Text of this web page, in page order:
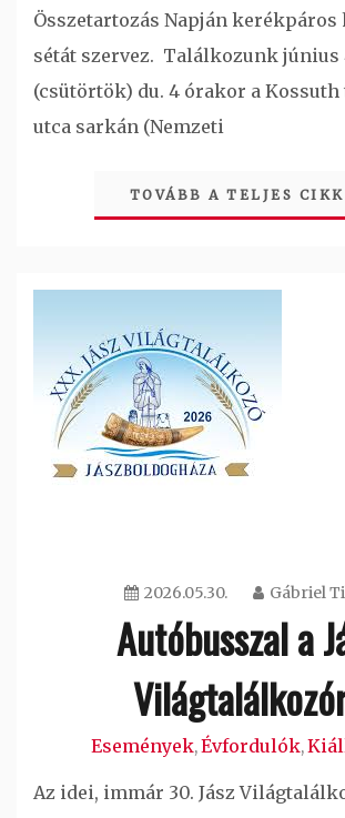
Összetartozás Napján
sétát szervez. Találkozunk június
(csütörtök) du. 4 órakor a Kossuth
utca sarkán (Nemzeti
TOVÁBB A TELJES
2026.05.30. Gábriel
Autóbusszal a
Események,Évfordulók,
Az idei, immár 30. Jász